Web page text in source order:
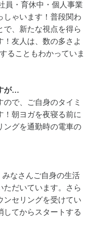
員・育休中・個人事業
しゃいます！普段関わ
で、新たな視点を得ら
！友人は、数の多さよ
ることもわかっていま
が…
で、ご自身のタイミ
！朝ヨガを夜寝る前に
ングを通勤時の電車の
なさんご自身の生活
ただいています。さら
ンセリングを受けてい
してからスタートする